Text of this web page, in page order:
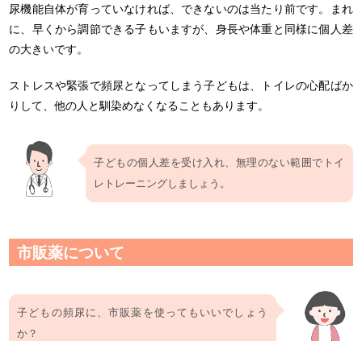
尿機能自体が育っていなければ、できないのは当たり前です。まれ
に、早くから調節できる子もいますが、身長や体重と同様に個人差
の大きいです。
ストレスや緊張で頻尿となってしまう子どもは、トイレの心配ばか
りして、他の人と馴染めなくなることもあります。
子どもの個人差を受け入れ、無理のない範囲でトイ
レトレーニングしましょう。
市販薬について
子どもの頻尿に、市販薬を使ってもいいでしょう
か？